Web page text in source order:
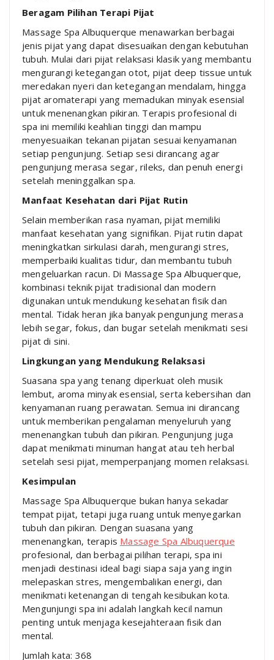
Beragam Pilihan Terapi Pijat
Massage Spa Albuquerque menawarkan berbagai
jenis pijat yang dapat disesuaikan dengan kebutuhan
tubuh. Mulai dari pijat relaksasi klasik yang membantu
mengurangi ketegangan otot, pijat deep tissue untuk
meredakan nyeri dan ketegangan mendalam, hingga
pijat aromaterapi yang memadukan minyak esensial
untuk menenangkan pikiran. Terapis profesional di
spa ini memiliki keahlian tinggi dan mampu
menyesuaikan tekanan pijatan sesuai kenyamanan
setiap pengunjung. Setiap sesi dirancang agar
pengunjung merasa segar, rileks, dan penuh energi
setelah meninggalkan spa.
Manfaat Kesehatan dari Pijat Rutin
Selain memberikan rasa nyaman, pijat memiliki
manfaat kesehatan yang signifikan. Pijat rutin dapat
meningkatkan sirkulasi darah, mengurangi stres,
memperbaiki kualitas tidur, dan membantu tubuh
mengeluarkan racun. Di Massage Spa Albuquerque,
kombinasi teknik pijat tradisional dan modern
digunakan untuk mendukung kesehatan fisik dan
mental. Tidak heran jika banyak pengunjung merasa
lebih segar, fokus, dan bugar setelah menikmati sesi
pijat di sini.
Lingkungan yang Mendukung Relaksasi
Suasana spa yang tenang diperkuat oleh musik
lembut, aroma minyak esensial, serta kebersihan dan
kenyamanan ruang perawatan. Semua ini dirancang
untuk memberikan pengalaman menyeluruh yang
menenangkan tubuh dan pikiran. Pengunjung juga
dapat menikmati minuman hangat atau teh herbal
setelah sesi pijat, memperpanjang momen relaksasi.
Kesimpulan
Massage Spa Albuquerque bukan hanya sekadar
tempat pijat, tetapi juga ruang untuk menyegarkan
tubuh dan pikiran. Dengan suasana yang
menenangkan, terapis Massage Spa Albuquerque
profesional, dan berbagai pilihan terapi, spa ini
menjadi destinasi ideal bagi siapa saja yang ingin
melepaskan stres, mengembalikan energi, dan
menikmati ketenangan di tengah kesibukan kota.
Mengunjungi spa ini adalah langkah kecil namun
penting untuk menjaga kesejahteraan fisik dan
mental.
Jumlah kata: 368